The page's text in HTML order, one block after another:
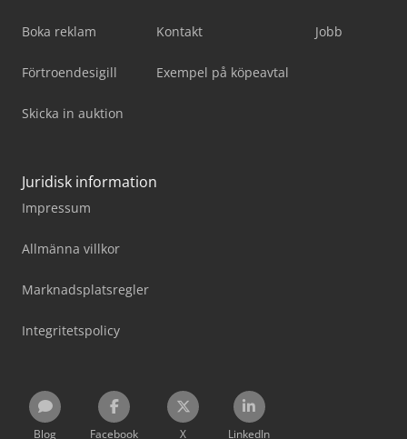
Boka reklam
Förtroendesigill
Skicka in auktion
Kontakt
Exempel på köpeavtal
Jobb
Juridisk information
Impressum
Allmänna villkor
Marknadsplatsregler
Integritetspolicy
Blog Facebook X LinkedIn